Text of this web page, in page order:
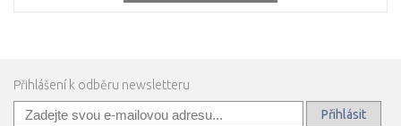
Přihlášení k odběru newsletteru
Přihlásit